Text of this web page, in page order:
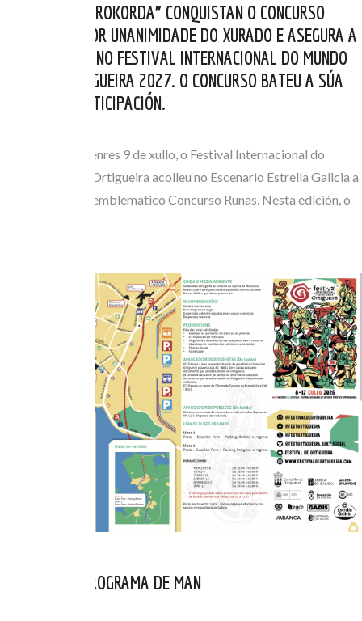
OS BELGAS “AÉROKORDA” CONQUISTAN O CONCURSO
RUNAS 2026 POR UNANIMIDADE DO XURADO E ASEGURA A
SÚA PRESENZA NO FESTIVAL INTERNACIONAL DO MUNDO
CELTA DE ORTIGUEIRA 2027. O CONCURSO BATEU A SÚA
MARCA DE PARTICIPACIÓN.
Na xornada do venres 9 de xullo, o Festival Internacional do
Mundo Celta de Ortigueira acolleu no Escenario Estrella Galicia a
gran final do seu emblemático Concurso Runas. Nesta edición, o
CONSULTA O PROGRAMA DE MAN